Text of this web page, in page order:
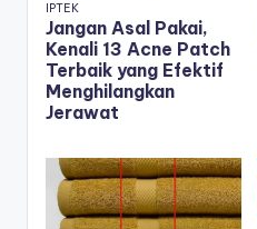
IPTEK
Jangan Asal Pakai,
Kenali 13 Acne Patch
Terbaik yang Efektif
Menghilangkan
Jerawat